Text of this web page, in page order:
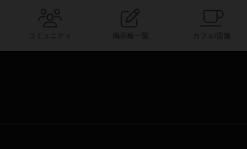
コミュニティ